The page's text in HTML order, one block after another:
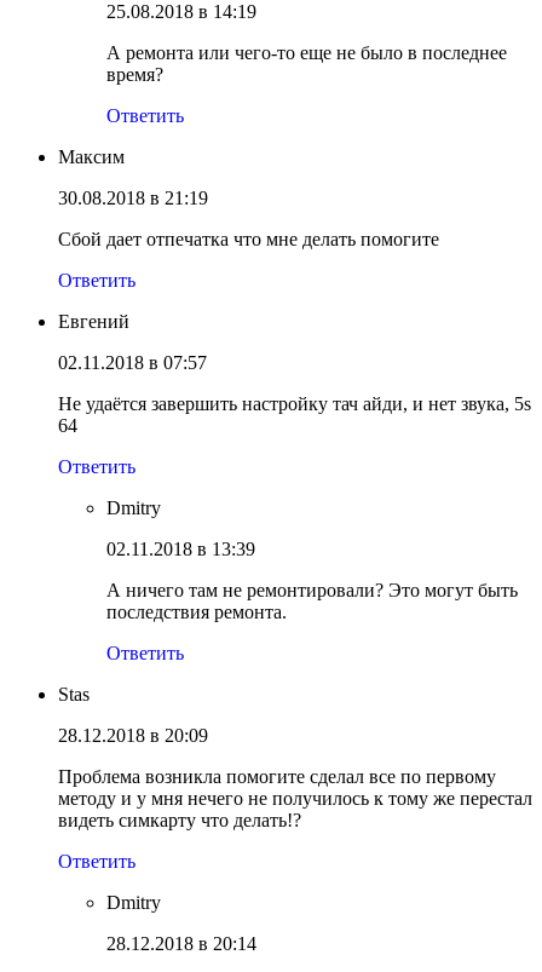
25.08.2018 в 14:19
А ремонта или чего-то еще не было в последнее
время?
Ответить
Максим
30.08.2018 в 21:19
Сбой дает отпечатка что мне делать помогите
Ответить
Евгений
02.11.2018 в 07:57
Не удаётся завершить настройку тач айди, и нет звука, 5s
64
Ответить
Dmitry
02.11.2018 в 13:39
А ничего там не ремонтировали? Это могут быть
последствия ремонта.
Ответить
Stas
28.12.2018 в 20:09
Проблема возникла помогите сделал все по первому
методу и у мня нечего не получилось к тому же перестал
видеть симкарту что делать!?
Ответить
Dmitry
28.12.2018 в 20:14